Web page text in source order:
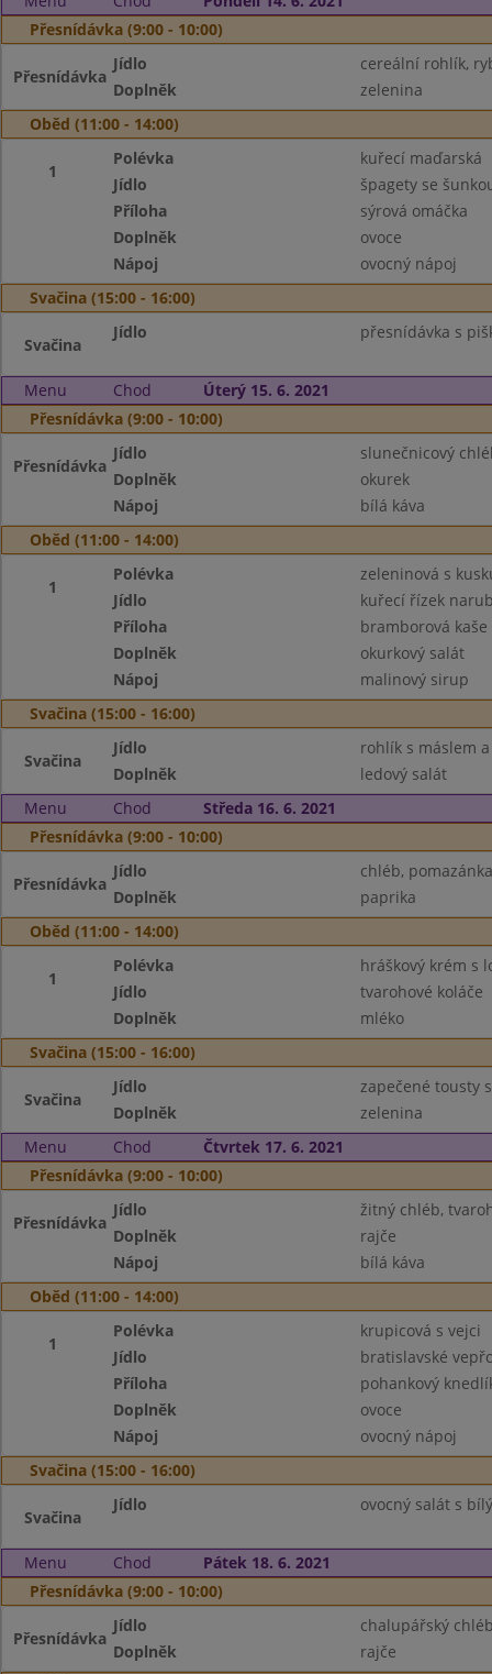
Přesnídávka (9:00 - 10:00)
Přesnídávka
Jídlo
cereální rohlík,
Doplněk
zelenina
Oběd (11:00 - 14:00)
1
Polévka
kuřecí maďarská
Jídlo
špagety se
Příloha
sýrová omáčka
Doplněk
ovoce
Nápoj
ovocný nápoj
Svačina (15:00 - 16:00)
Svačina
Jídlo přesnídávka s
Menu Chod
Úterý 15. 6. 2021
Přesnídávka (9:00 - 10:00)
Přesnídávka
Jídlo
slunečnicový
Doplněk
okurek
Nápoj
bílá káva
Oběd (11:00 - 14:00)
1
Polévka
zeleninová s
Jídlo
kuřecí řízek
Příloha
bramborová kaše
Doplněk
okurkový salát
Nápoj
malinový sirup
Svačina (15:00 - 16:00)
Svačina
Jídlo
rohlík s máslem
Doplněk
ledový salát
Menu
Chod
Středa 16. 6. 2021
Přesnídávka (9:00 - 10:00)
Přesnídávka
Jídlo
chléb,
Doplněk
paprika
Oběd (11:00 - 14:00)
1
Polévka
hráškový krém s
Jídlo
tvarohové koláče
Doplněk
mléko
Svačina (15:00 - 16:00)
Svačina
Jídlo
zapečené tousty
Doplněk
zelenina
Menu
Chod
Čtvrtek 17. 6. 2021
Přesnídávka (9:00 - 10:00)
Přesnídávka
Jídlo
žitný chléb,
Doplněk
rajče
Nápoj
bílá káva
Oběd (11:00 - 14:00)
1
Polévka
krupicová s vejci
Jídlo
bratislavské
Příloha
pohankový
Doplněk
ovoce
Nápoj
ovocný nápoj
Svačina (15:00 - 16:00)
Svačina
Jídlo ovocný salát s
Menu Chod
Pátek 18. 6. 2021
Přesnídávka (9:00 - 10:00)
Přesnídávka
Jídlo
chalupářský
Doplněk
rajče